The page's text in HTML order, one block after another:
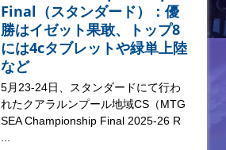
Final（スタンダード）：優
勝はイゼット果敢、トップ8
には4cタブレットや緑単上陸
など
5月23-24日、スタンダードにて行わ
れたクアラルンプール地域CS（MTG
SEA Championship Final 2025-26 R